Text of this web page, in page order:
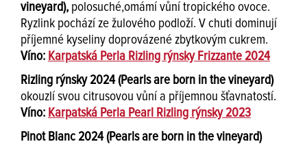
vineyard), polosuché,omámí vůní tropického ovoce.
Ryzlink pochází ze žulového podloží. V chuti dominují
příjemné kyseliny doprovázené zbytkovým cukrem.
Víno: Karpatská Perla Rizling rýnsky Frizzante 2024
Rizling rýnsky 2024 (Pearls are born in the vineyard)
okouzlí svou citrusovou vůní a příjemnou šťavnatostí.
Víno: Karpatská Perla Pearl Rizling rýnsky 2023
Pinot Blanc 2024 (Pearls are born in the vineyard)